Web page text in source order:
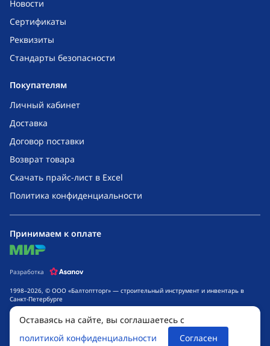
Новости
Сертификаты
Реквизиты
Стандарты безопасности
Покупателям
Личный кабинет
Доставка
Договор поставки
Возврат товара
Скачать прайс-лист в Excel
Политика конфиденциальности
1998–2026, © ООО «Балтоптторг» — строительный инструмент и инвентарь в
Санкт-Петербурге
Обращаем ваше внимание на то, что данный интернет-сайт носит исключительно
информационный характер и ни при каких условиях не является публичной
офертой, определяемой положениями ч. 2 ст. 437 Гражданского кодекса
Российской Федерации. Для получения подробной информации о стоимости
Принимаем к оплате
mir
Разработка
Оставаясь на сайте, вы соглашаетесь с
политикой конфиденциальности
Согласен